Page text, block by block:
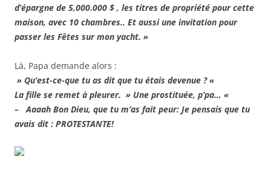
d’épargne de 5,000.000 $ , les titres de propriété pour cette
maison, avec 10 chambres.. Et aussi une invitation pour
passer les Fêtes sur mon yacht. »
Là, Papa demande alors :
» Qu’est-ce-que tu as dit que tu étais devenue ? «
La fille se remet à pleurer. » Une prostituée, p’pa… «
– Aaaah Bon Dieu, que tu m‘as fait peur: Je pensais que tu
avais dit : PROTESTANTE!